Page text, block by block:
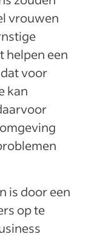
vrouwen
helpen een
voor
kan
is door een
op te